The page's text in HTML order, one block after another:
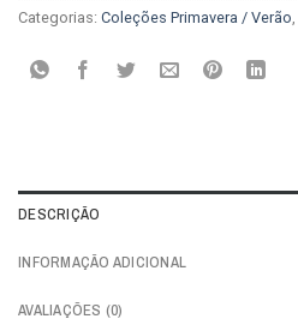
Categorias: Coleções Primavera / Verão,
DESCRIÇÃO
INFORMAÇÃO ADICIONAL
AVALIAÇÕES (0)